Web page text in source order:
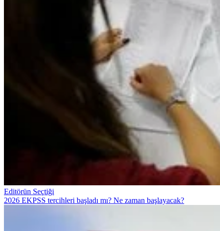
Editörün Seçtiği
2026 EKPSS tercihleri başladı mı? Ne zaman başlayacak?